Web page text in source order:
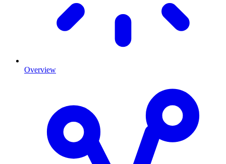
Overview